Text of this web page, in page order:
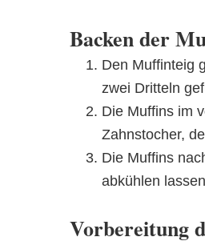
Backen der
Den Muffinteig
zwei Dritteln
Die Muffins im
Zahnstocher,
Die Muffins
abkühlen
Vorbereitung